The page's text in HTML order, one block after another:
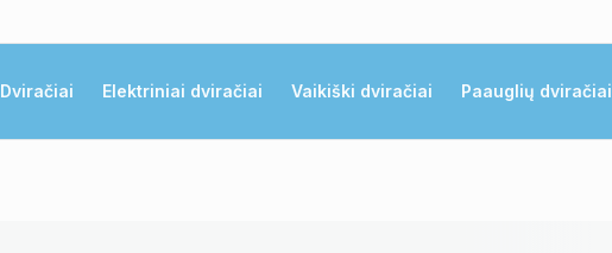
Dviračiai Elektriniai dviračiai Vaikiški dviračiai Paauglių dviračiai